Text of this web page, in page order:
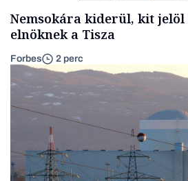
Nemsokára kiderül, kit
elnöknek a Tisza
Forbes 2 perc